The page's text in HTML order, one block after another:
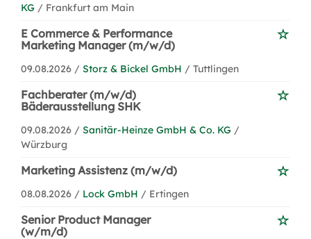
KG / Frankfurt am Main
E Commerce & Performance
Marketing Manager (m/w/d)
09.08.2026 / Storz & Bickel GmbH / Tuttlingen
Fachberater (m/w/d)
Bäderausstellung SHK
09.08.2026 / Sanitär-Heinze GmbH & Co. KG /
Würzburg
Marketing Assistenz (m/w/d)
08.08.2026 / Lock GmbH / Ertingen
Senior Product Manager
(w/m/d)